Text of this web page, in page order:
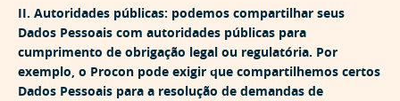
II. Autoridades públicas: podemos compartilhar seus
Dados Pessoais com autoridades públicas para
cumprimento de obrigação legal ou regulatória. Por
exemplo, o Procon pode exigir que compartilhemos certos
Dados Pessoais para a resolução de demandas de